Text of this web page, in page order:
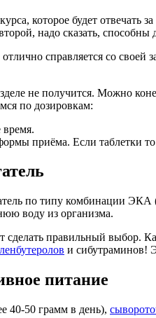
которое будет отвечать
надо сказать,
справляется со своей
не получится. Можно
по дозировкам:
время.
приёма. Если таблетки
по типу комбинации
воду из организма.
правильный выбор.
и сибутраминов!
питание
40-50 грамм в день),